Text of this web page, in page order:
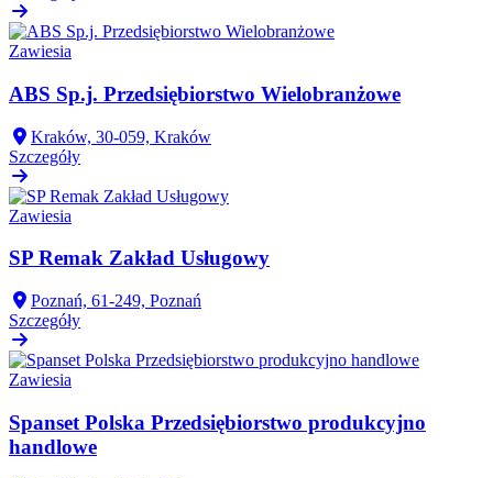
Zawiesia
ABS Sp.j. Przedsiębiorstwo Wielobranżowe
Kraków, 30-059, Kraków
Szczegóły
Zawiesia
SP Remak Zakład Usługowy
Poznań, 61-249, Poznań
Szczegóły
Zawiesia
Spanset Polska Przedsiębiorstwo produkcyjno
handlowe